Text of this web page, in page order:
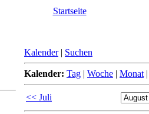
Startseite
Kalender | Suchen
Kalender: Tag | Woche | Monat
<< Juli